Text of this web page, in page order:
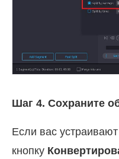
Шаг 4. Сохраните
Если вас
кнопку